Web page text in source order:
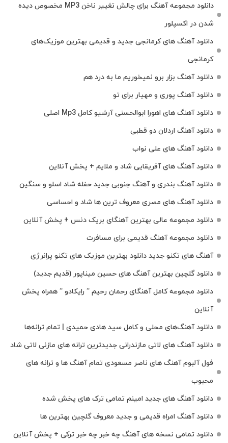
دانلود مجموعه آهنگ برای چالش تغییر ناخن MP3 مخصوص دیده
شدن در اکسپلور
دانلود آهنگ‌ های کرمانجی جدید و قدیمی بهترین موزیک‌های
کرمانجی
دانلود آهنگ بزار برو نمیخوریم ما به درد هم
دانلود آهنگ پوری و مهیار برای تو
دانلود آهنگ های اهورا ابوالحسنی آرشیو کامل Mp3 اصلی
دانلود آهنگ اردلان دو قطبی
دانلود آهنگ های علی نواب
دانلود آهنگ های آفریقایی شاد و ملایم + پخش آنلاین
دانلود آهنگ بندری و آهنگ جنوبی جدید حفله شاد اسلو و سنگین
دانلود آهنگ های مصری معروف ترین ها شاد و احساسی
دانلود مجموعه عالی بهترین آهنگای بریک دنس + پخش آنلاین
دانلود مجموعه آهنگ قدیمی برای مسافرت
آهنگ های تکنو جدید دانلود بهترین موزیک های تکنو پرانرژی
دانلود گلچین بهترین آهنگ های حسین میناپور (قدیم جدید)
دانلود مجموعه کامل آهنگای رحمان رحیم ” رایکادو ” همراه پخش
آنلاین
دانلود آهنگ‌های محلی و کامل سید هادی حمیدی | تمام ترانه‌ها
دانلود آهنگ‌ های لاتی مازندرانی جدیدترین ترانه های مازنی لاتی شاد
فول آلبوم آهنگ‌ های ناصر مسعودی تمام آهنگ‌ ها و ترانه‌ های
محبوب
دانلود آهنگ های جدید امینم تمامی ترک های پخش شده
دانلود آهنگ امراه قدیمی و جدید معروف گلچین بهترین ها
دانلود تمامی نسخه های آهنگ چه خبر چه خبر ترکی + پخش آنلاین